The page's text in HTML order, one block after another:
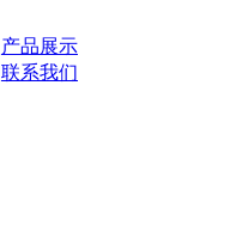
产品展示
联系我们